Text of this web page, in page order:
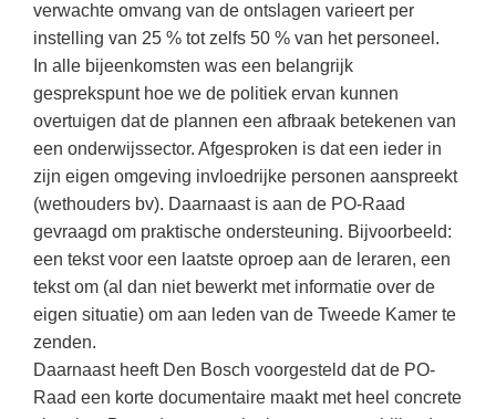
Lelystad (19)
Alkmaar(18)
Eindhoven (18)
Zoetermeer(17)
Levensbeschouwing
Maatschappijleer
Muziek
Natuurkunde
Nederlands
Rekenen / Wiskunde
Scheikunde
Sociale vaardigheden
Spaans
LEERMETHODEN
Biologie
Examentraining
Frans
Geschiedenis
Media
Nederlands
Rekenen
Sociale vaardigheden
Studievaardigheden
verwachte omvang van de ontslagen varieert per
instelling van 25 % tot zelfs 50 % van het personeel.
In alle bijeenkomsten was een belangrijk
gesprekspunt hoe we de politiek ervan kunnen
overtuigen dat de plannen een afbraak betekenen van
een onderwijssector. Afgesproken is dat een ieder in
zijn eigen omgeving invloedrijke personen aanspreekt
(wethouders bv). Daarnaast is aan de PO-Raad
gevraagd om praktische ondersteuning. Bijvoorbeeld:
een tekst voor een laatste oproep aan de leraren, een
tekst om (al dan niet bewerkt met informatie over de
eigen situatie) om aan leden van de Tweede Kamer te
zenden.
Daarnaast heeft Den Bosch voorgesteld dat de PO-
Raad een korte documentaire maakt met heel concrete